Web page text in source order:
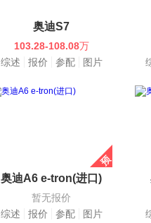
奥迪S7
103.28-108.08万
综述
报价 参配 图片
奥迪A6 e-tron(进口)
暂无报价
综述
报价 参配 图片